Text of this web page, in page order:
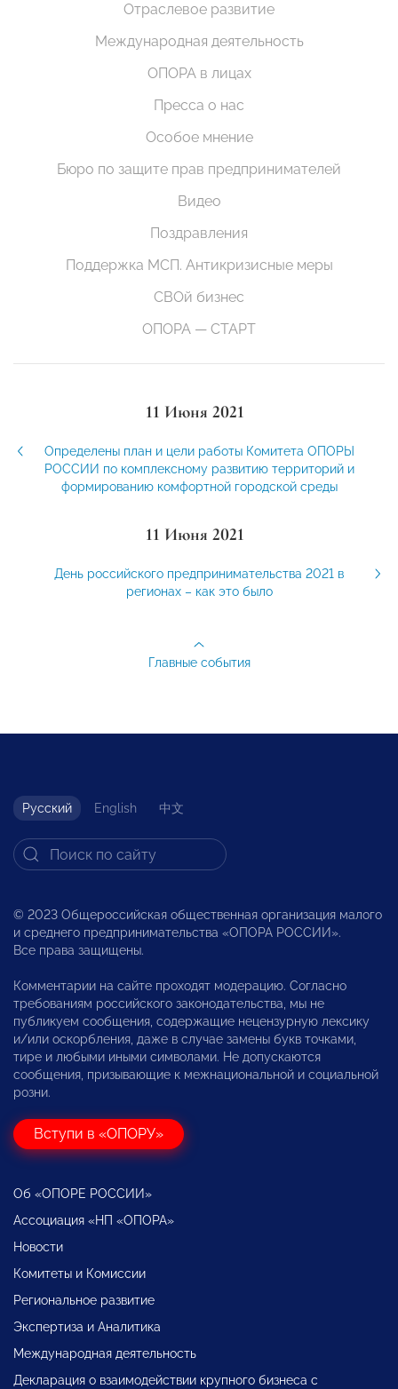
Отраслевое развитие
Международная деятельность
ОПОРА в лицах
Пресса о нас
Особое мнение
Бюро по защите прав предпринимателей
Видео
Поздравления
Поддержка МСП. Антикризисные меры
СВОй бизнес
ОПОРА — СТАРТ
11 Июня 2021
Определены план и цели работы Комитета ОПОРЫ
РОССИИ по комплексному развитию территорий и
формированию комфортной городской среды
11 Июня 2021
День российского предпринимательства 2021 в
регионах – как это было
Главные события
Русский English 中文
© 2023 Общероссийская общественная организация малого
и среднего предпринимательства «ОПОРА РОССИИ».
Все права защищены.
Комментарии на сайте проходят модерацию. Согласно
требованиям российского законодательства, мы не
публикуем сообщения, содержащие нецензурную лексику
и/или оскорбления, даже в случае замены букв точками,
тире и любыми иными символами. Не допускаются
сообщения, призывающие к межнациональной и социальной
розни.
Вступи в «ОПОРУ»
Об «ОПОРЕ РОССИИ»
Ассоциация «НП «ОПОРА»
Новости
Комитеты и Комиссии
Региональное развитие
Экспертиза и Аналитика
Международная деятельность
Декларация о взаимодействии крупного бизнеса с